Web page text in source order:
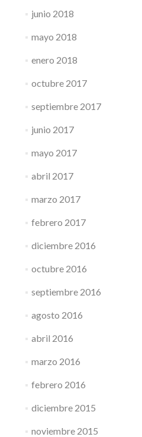
junio 2018
mayo 2018
enero 2018
octubre 2017
septiembre 2017
junio 2017
mayo 2017
abril 2017
marzo 2017
febrero 2017
diciembre 2016
octubre 2016
septiembre 2016
agosto 2016
abril 2016
marzo 2016
febrero 2016
diciembre 2015
noviembre 2015